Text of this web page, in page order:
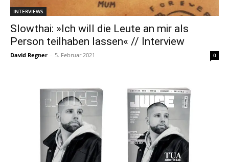
INTERVIEWS
Slowthai: »Ich will die Leute an mir als
Person teilhaben lassen« // Interview
David Regner - 5. Februar 2021 0